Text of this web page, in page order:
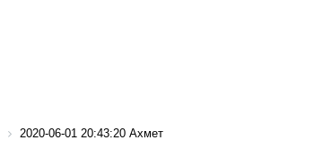
2020-06-01 20:43:20 Ахмет